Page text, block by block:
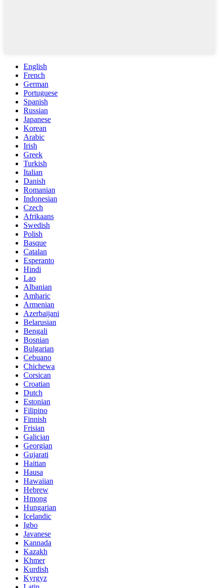
English
French
German
Portuguese
Spanish
Russian
Japanese
Korean
Arabic
Irish
Greek
Turkish
Italian
Danish
Romanian
Indonesian
Czech
Afrikaans
Swedish
Polish
Basque
Catalan
Esperanto
Hindi
Lao
Albanian
Amharic
Armenian
Azerbaijani
Belarusian
Bengali
Bosnian
Bulgarian
Cebuano
Chichewa
Corsican
Croatian
Dutch
Estonian
Filipino
Finnish
Frisian
Galician
Georgian
Gujarati
Haitian
Hausa
Hawaiian
Hebrew
Hmong
Hungarian
Icelandic
Igbo
Javanese
Kannada
Kazakh
Khmer
Kurdish
Kyrgyz